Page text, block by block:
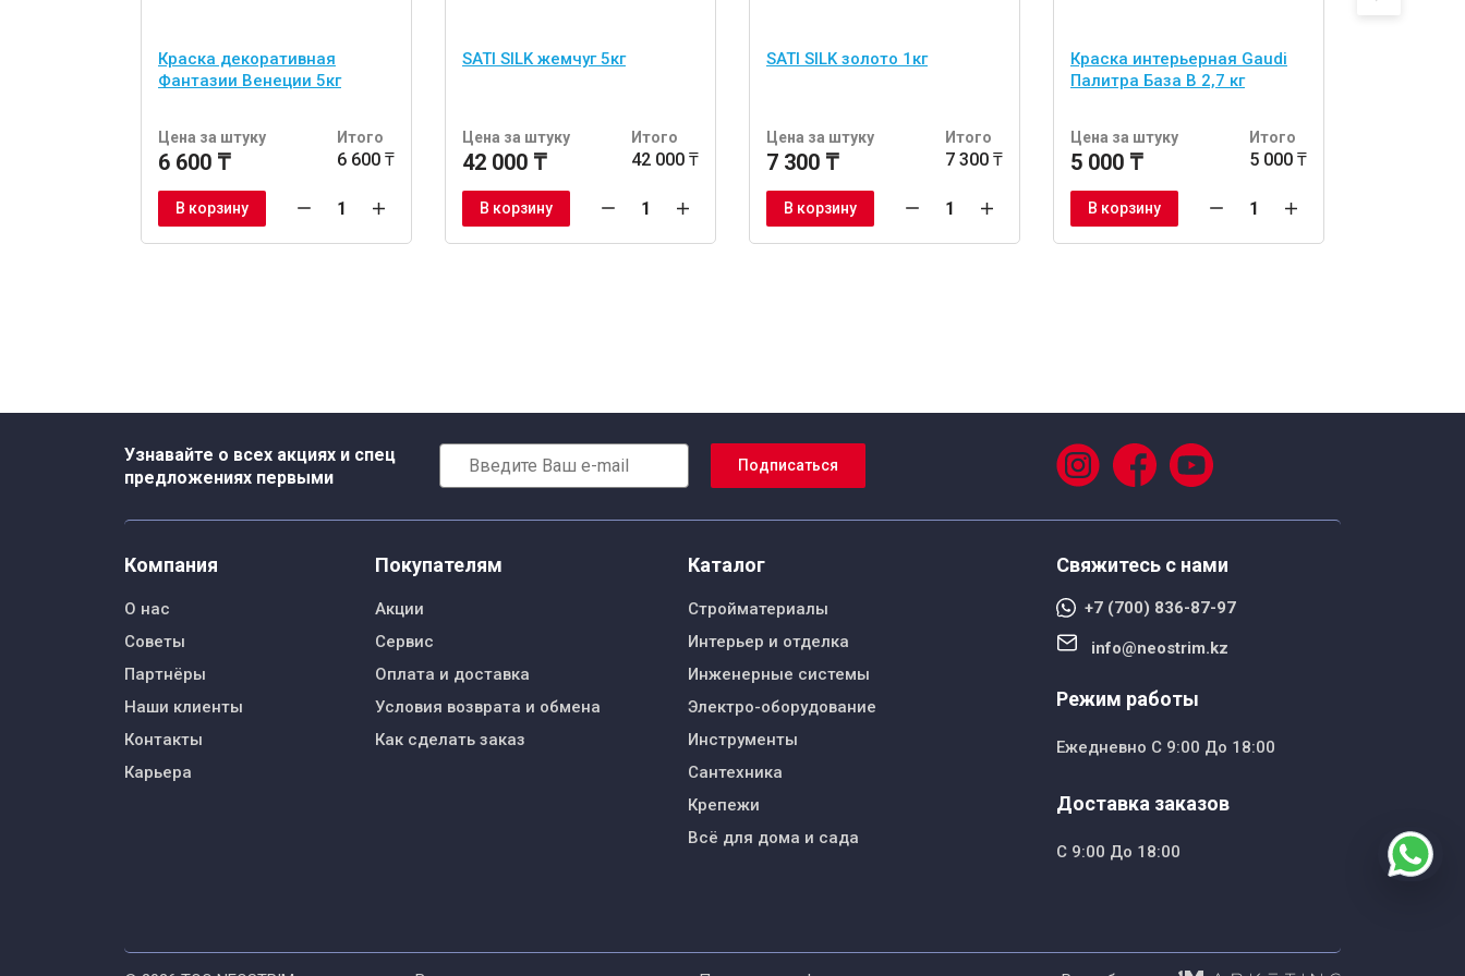
Краска декоративная
Фантазии Венеции 5кг
Цена за штуку
6 600 ₸
Итого
6 600 ₸
В корзину
SATI SILK жемчуг 5кг
Цена за штуку
42 000 ₸
Итого
42 000 ₸
В корзину
SATI SILK золото 1кг
Цена за штуку
7 300 ₸
Итого
7 300 ₸
В корзину
Краска интерьерная Gaudi
Палитра База В 2,7 кг
Цена за штуку
5 000 ₸
Итого
5 000 ₸
В корзину
Узнавайте о всех акциях и спец
предложениях первыми
Подписаться
Компания
О нас
Советы
Партнёры
Наши клиенты
Контакты
Карьера
Покупателям
Акции
Сервис
Оплата и доставка
Условия возврата и обмена
Как сделать заказ
Каталог
Стройматериалы
Интерьер и отделка
Инженерные системы
Электро-оборудование
Инструменты
Сантехника
Крепежи
Всё для дома и сада
Свяжитесь с нами
+7 (700) 836-87-97
info@neostrim.kz
Режим работы
Ежедневно С 9:00 До 18:00
Доставка заказов
С 9:00 До 18:00